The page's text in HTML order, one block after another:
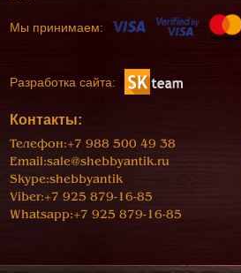
Мы принимаем:
Разработка сайта:
Контакты:
Телефон:+7 988 500 49 38
Email:sale@shebbyantik.ru
Skype:shebbyantik
Viber:+7 925 879-16-85
Whatsapp:+7 925 879-16-85